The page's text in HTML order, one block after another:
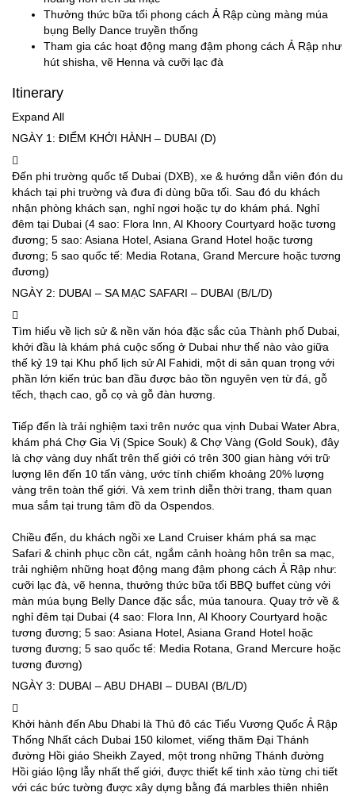
Thưởng thức bữa tối phong cách Ả Rập cùng màng múa
bụng Belly Dance truyền thống
Tham gia các hoạt động mang đậm phong cách Ả Rập như
hút shisha, vẽ Henna và cưỡi lạc đà
Itinerary
Expand All
NGÀY 1: ĐIỂM KHỞI HÀNH – DUBAI (D)
Đến phi trường quốc tế Dubai (DXB), xe & hướng dẫn viên đón du
khách tại phi trường và đưa đi dùng bữa tối. Sau đó du khách
nhận phòng khách sạn, nghỉ ngơi hoặc tự do khám phá. Nghỉ
đêm tại Dubai (4 sao: Flora Inn, Al Khoory Courtyard hoặc tương
đương; 5 sao: Asiana Hotel, Asiana Grand Hotel hoặc tương
đương; 5 sao quốc tế: Media Rotana, Grand Mercure hoặc tương
đương)
NGÀY 2: DUBAI – SA MẠC SAFARI – DUBAI (B/L/D)
Tìm hiểu về lịch sử & nền văn hóa đặc sắc của Thành phố Dubai,
khởi đầu là khám phá cuộc sống ở Dubai như thế nào vào giữa
thế kỷ 19 tại Khu phố lịch sử Al Fahidi, một di sản quan trọng với
phần lớn kiến trúc ban đầu được bảo tồn nguyên vẹn từ đá, gỗ
tếch, thạch cao, gỗ cọ và gỗ đàn hương.
Tiếp đến là trải nghiệm taxi trên nước qua vịnh Dubai Water Abra,
khám phá Chợ Gia Vị (Spice Souk) & Chợ Vàng (Gold Souk), đây
là chợ vàng duy nhất trên thế giới có trên 300 gian hàng với trữ
lượng lên đến 10 tấn vàng, ước tính chiếm khoảng 20% lượng
vàng trên toàn thế giới. Và xem trình diễn thời trang, tham quan
mua sắm tại trung tâm đồ da Ospendos.
Chiều đến, du khách ngồi xe Land Cruiser khám phá sa mạc
Safari & chinh phục cồn cát, ngắm cảnh hoàng hôn trên sa mạc,
trải nghiệm những hoạt động mang đậm phong cách Ả Rập như:
cưỡi lạc đà, vẽ henna, thưởng thức bữa tối BBQ buffet cùng với
màn múa bụng Belly Dance đặc sắc, múa tanoura. Quay trở về &
nghỉ đêm tại Dubai (4 sao: Flora Inn, Al Khoory Courtyard hoặc
tương đương; 5 sao: Asiana Hotel, Asiana Grand Hotel hoặc
tương đương; 5 sao quốc tế: Media Rotana, Grand Mercure hoặc
tương đương)
NGÀY 3: DUBAI – ABU DHABI – DUBAI (B/L/D)
Khởi hành đến Abu Dhabi là Thủ đô các Tiểu Vương Quốc Ả Rập
Thống Nhất cách Dubai 150 kilomet, viếng thăm Đại Thánh
đường Hồi giáo Sheikh Zayed, một trong những Thánh đường
Hồi giáo lộng lẫy nhất thế giới, được thiết kế tinh xảo từng chi tiết
với các bức tường được xây dựng bằng đá marbles thiên nhiên